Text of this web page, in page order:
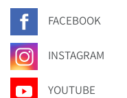
FACEBOOK
INSTAGRAM
YOUTUBE